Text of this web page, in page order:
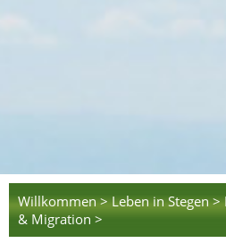
Willkommen > Leben in Stegen >
& Migration >